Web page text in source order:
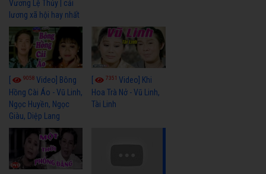
Vương Lệ Thủy | cải
lương xã hội hay nhất
9058 Video] Bông
Hồng Cài Áo - Vũ Linh,
Ngọc Huyền, Ngọc
Giàu, Diệp Lang
7351Video] Khi
Hoa Trà Nở - Vũ Linh,
Tài Linh